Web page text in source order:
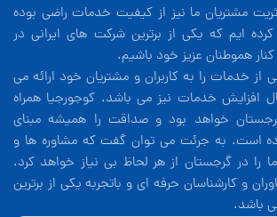
مشتریان ما نیز از کیفیت خدمات راضی بوده
ایم که یکی از برترین شرکت های ایرانی در
هموطنان عزیز خود باشیم.
خدمات را به کاربران و مشتریان خود ارائه می
افزایش خدمات نیز می باشد. کوجورجیا همراه
خواهد بود و صداقت را همیشه مبنای
است. به جرئت می توان گفت که مشاوره ها و
در گرجستان از هر لحاظ بی نیاز خواهد کرد.
و کارشناسان حرفه ای و باتجربه یکی از برترین
باشد.